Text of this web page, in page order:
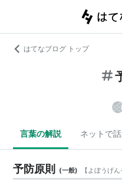
はてなブログ トップ
言葉の解説 ネットで
予防原則 (一般) 【よぼうげん